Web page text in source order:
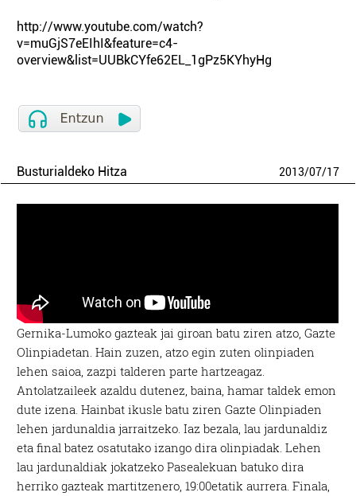
http://www.youtube.com/watch?
v=muGjS7eEIhI&feature=c4-
overview&list=UUBkCYfe62EL_1gPz5KYhyHg
Busturialdeko Hitza 2013/07/17
Gernika-Lumoko gazteak jai giroan batu ziren atzo, Gazte
Olinpiadetan. Hain zuzen, atzo egin zuten olinpiaden
lehen saioa, zazpi talderen parte hartzeagaz.
Antolatzaileek azaldu dutenez, baina, hamar taldek emon
dute izena. Hainbat ikusle batu ziren Gazte Olinpiaden
lehen jardunaldia jarraitzeko. Iaz bezala, lau jardunaldiz
eta final batez osatutako izango dira olinpiadak. Lehen
lau jardunaldiak jokatzeko Pasealekuan batuko dira
herriko gazteak martitzenero, 19:00etatik aurrera. Finala,